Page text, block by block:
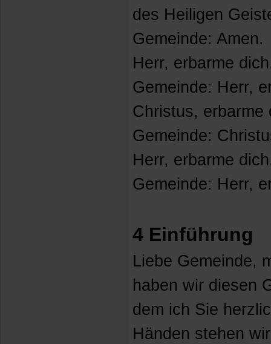
des Heiligen
Gemeinde: Amen.
Herr, erbarme
Gemeinde: Herr,
Christus, erbarme
Gemeinde:
Herr, erbarme
Gemeinde: Herr,
4 Einführung
Liebe Gemeinde,
haben wir diesen
dem ich Sie
Händen stehen